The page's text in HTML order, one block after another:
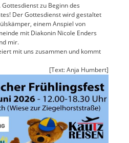
zu Beginn des
Der Gottesdienst wird gestaltet
, einem Anspiel von
mit Diakonin Nicole Enders
mir.
mit uns zusammen und kommt
[Text: Anja Humbert]